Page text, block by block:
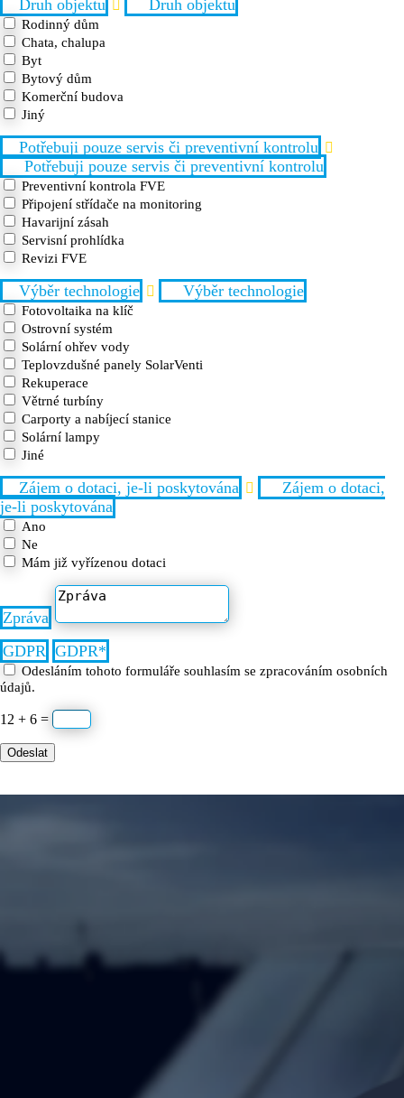
Druh objektu Druh objektu
Rodinný dům
Chata, chalupa
Byt
Bytový dům
Komerční budova
Jiný
Potřebuji pouze servis či preventivní kontrolu
Potřebuji pouze servis či preventivní kontrolu
Preventivní kontrola FVE
Připojení střídače na monitoring
Havarijní zásah
Servisní prohlídka
Revizi FVE
Výběr technologie Výběr technologie
Fotovoltaika na klíč
Ostrovní systém
Solární ohřev vody
Teplovzdušné panely SolarVenti
Rekuperace
Větrné turbíny
Carporty a nabíjecí stanice
Solární lampy
Jiné
Zájem o dotaci, je-li poskytována
Zájem o dotaci,
je-li poskytována
Ano
Ne
Mám již vyřízenou dotaci
Zpráva
GDPR GDPR
Odesláním tohoto formuláře souhlasím se zpracováním osobních
údajů.
12 + 6 =
Odeslat